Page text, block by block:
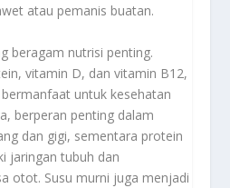
atau pemanis buatan.
beragam nutrisi penting.
vitamin D, dan vitamin B12,
untuk kesehatan
berperan penting dalam
dan gigi, sementara protein
jaringan tubuh dan
otot. Susu murni juga menjadi